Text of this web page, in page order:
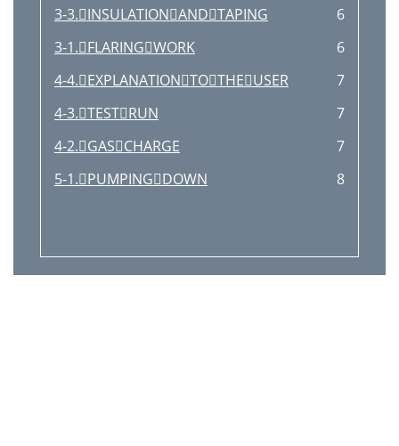
3-3.INSULATIONANDTAPING
6
3-1.FLARINGWORK
6
4-4.EXPLANATIONTOTHEUSER
7
4-3.TESTRUN
7
4-2.GASCHARGE
7
5-1.PUMPINGDOWN
8